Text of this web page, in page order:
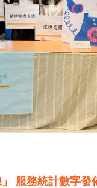
服務統計數字發